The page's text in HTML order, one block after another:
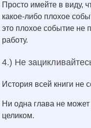
Просто имейте в виду,
какое-либо плохое
это плохое событие не
работу.
4.) Не
История всей книги не
Ни одна глава не
целиком.